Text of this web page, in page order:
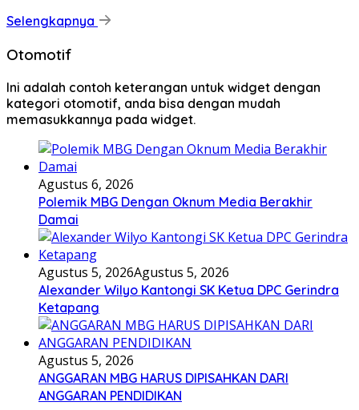
Selengkapnya
Otomotif
Ini adalah contoh keterangan untuk widget dengan
kategori otomotif, anda bisa dengan mudah
memasukkannya pada widget.
Agustus 6, 2026
Polemik MBG Dengan Oknum Media Berakhir
Damai
Agustus 5, 2026Agustus 5, 2026
Alexander Wilyo Kantongi SK Ketua DPC Gerindra
Ketapang
Agustus 5, 2026
ANGGARAN MBG HARUS DIPISAHKAN DARI
ANGGARAN PENDIDIKAN